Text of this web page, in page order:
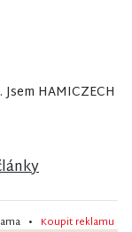
HAMICZECH
• Koupit reklamu